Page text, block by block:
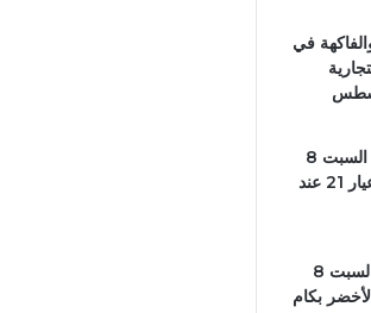
في
أسعار الذهب اليوم السبت 8
أغسطس 2026.. عيار 21 عند
سعر الدولار اليوم السبت 8
2026.. الأخضر بكام